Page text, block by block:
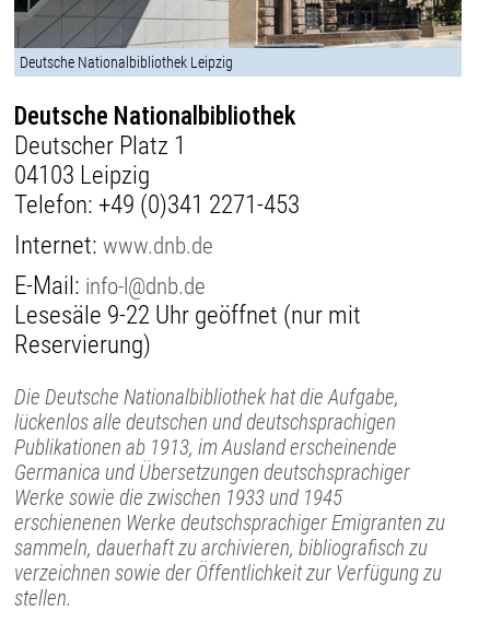
Deutsche Nationalbibliothek Leipzig
Deutsche Nationalbibliothek
Deutscher Platz 1
04103 Leipzig
Telefon: +49 (0)341 2271-453
Internet:www.dnb.de
E-Mail: info-l@dnb.de
Lesesäle 9-22 Uhr geöffnet (nur mit
Reservierung)
Die Deutsche Nationalbibliothek hat die Aufgabe,
lückenlos alle deutschen und deutschsprachigen
Publikationen ab 1913, im Ausland erscheinende
Germanica und Übersetzungen deutschsprachiger
Werke sowie die zwischen 1933 und 1945
erschienenen Werke deutschsprachiger Emigranten zu
sammeln, dauerhaft zu archivieren, bibliografisch zu
verzeichnen sowie der Öffentlichkeit zur Verfügung zu
stellen.